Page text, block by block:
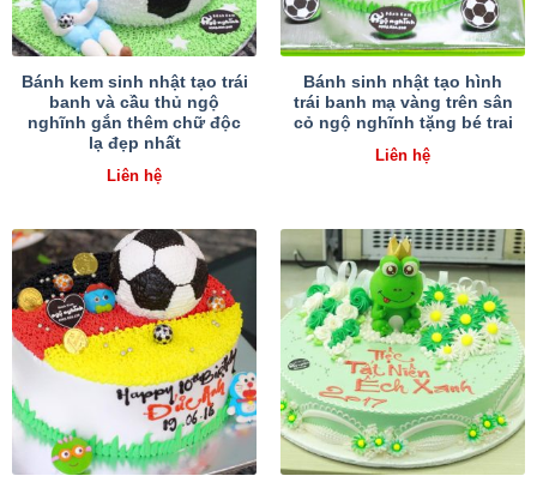
Bánh kem sinh nhật tạo trái
banh và cầu thủ ngộ
nghĩnh gắn thêm chữ độc
lạ đẹp nhất
Liên hệ
Bánh sinh nhật tạo hình
trái banh mạ vàng trên sân
cỏ ngộ nghĩnh tặng bé trai
Liên hệ